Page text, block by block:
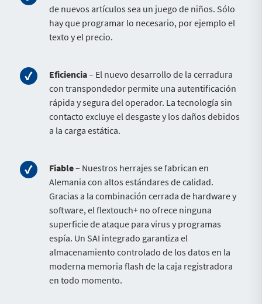
de nuevos artículos sea un juego de niños. Sólo
hay que programar lo necesario, por ejemplo el
texto y el precio.
Eficiencia– El nuevo desarrollo de la cerradura
con transpondedor permite una autentificación
rápida y segura del operador. La tecnología sin
contacto excluye el desgaste y los daños debidos
a la carga estática.
Fiable– Nuestros herrajes se fabrican en
Alemania con altos estándares de calidad.
Gracias a la combinación cerrada de hardware y
software, el flextouch+ no ofrece ninguna
superficie de ataque para virus y programas
espía. Un SAI integrado garantiza el
almacenamiento controlado de los datos en la
moderna memoria flash de la caja registradora
en todo momento.